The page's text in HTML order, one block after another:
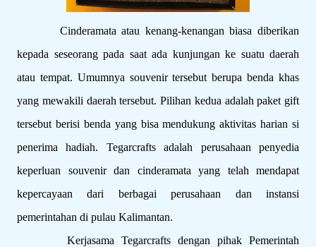
Cinderamata atau kenang-kenangan biasa diberikan
kepada seseorang pada saat ada kunjungan ke suatu daerah
atau tempat. Umumnya souvenir tersebut berupa benda khas
yang mewakili daerah tersebut. Pilihan kedua adalah paket gift
tersebut berisi benda yang bisa mendukung aktivitas harian si
penerima hadiah. Tegarcrafts adalah perusahaan penyedia
keperluan souvenir dan cinderamata yang telah mendapat
kepercayaan dari berbagai perusahaan dan instansi
pemerintahan di pulau Kalimantan.
Kerjasama Tegarcrafts dengan pihak Pemerintah